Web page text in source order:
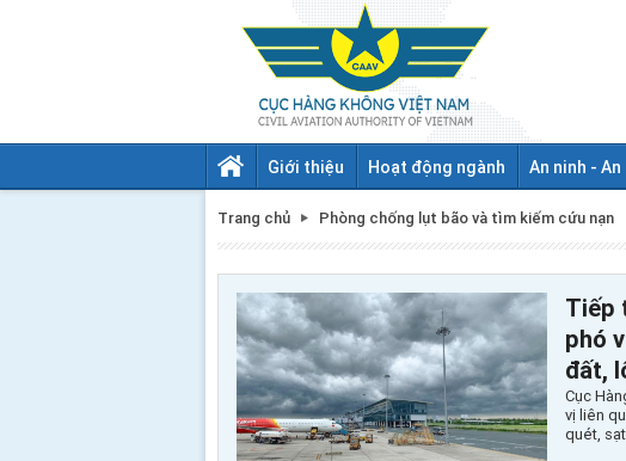
Giới thiệu Hoạt động ngành An ninh -
Trang chủ Phòng chống lụt bão và tìm kiếm cứu nạn
Tiếp
phó
đất,
Cục
vị liên
quét,